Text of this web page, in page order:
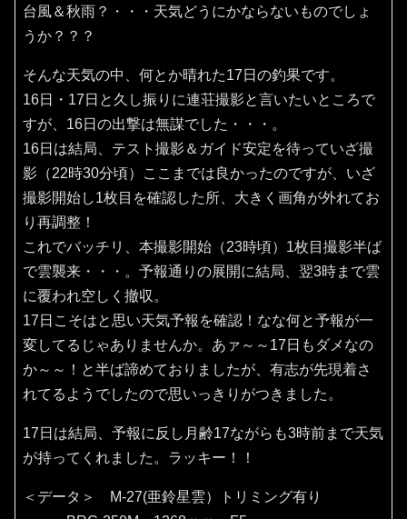
台風＆秋雨？・・・天気どうにかならないものでしょ
うか？？？
そんな天気の中、何とか晴れた17日の釣果です。
16日・17日と久し振りに連荘撮影と言いたいところで
すが、16日の出撃は無謀でした・・・。
16日は結局、テスト撮影＆ガイド安定を待っていざ撮
影（22時30分頃）ここまでは良かったのですが、いざ
撮影開始し1枚目を確認した所、大きく画角が外れてお
り再調整！
これでバッチリ、本撮影開始（23時頃）1枚目撮影半ば
で雲襲来・・・。予報通りの展開に結局、翌3時まで雲
に覆われ空しく撤収。
17日こそはと思い天気予報を確認！なな何と予報が一
変してるじゃありませんか。あァ～～17日もダメなの
か～～！と半ば諦めておりましたが、有志が先現着さ
れてるようでしたので思いっきりがつきました。
17日は結局、予報に反し月齢17ながらも3時前まで天気
が持ってくれました。ラッキー！！
＜データ＞ M-27(亜鈴星雲）トリミング有り